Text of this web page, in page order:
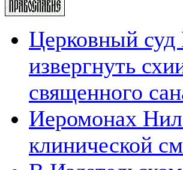
Церковный суд
извергнуть
священного
Иеромонах Нил
клинической